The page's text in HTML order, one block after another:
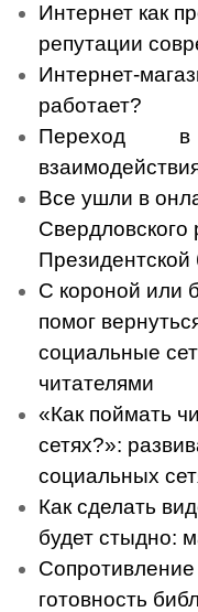
Интернет как
репутации
Интернет-
работает?
Переход
Все ушли в
Свердловского
Президентской
С короной или
помог
социальные
читателями
«Как поймать
сетях?»:
социальных
Как сделать
будет стыдно:
готовность